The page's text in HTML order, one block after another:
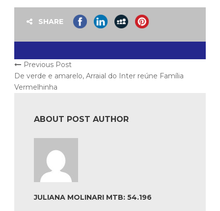
SHARE
Previous Post
De verde e amarelo, Arraial do Inter reúne Família
Vermelhinha
ABOUT POST AUTHOR
JULIANA MOLINARI MTB: 54.196